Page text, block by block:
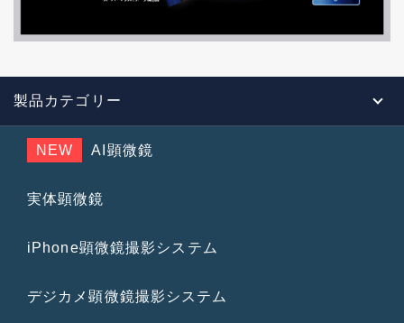
製品カテゴリー
NEW AI顕微鏡
実体顕微鏡
iPhone顕微鏡撮影システム
デジカメ顕微鏡撮影システム